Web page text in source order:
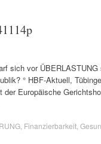
sich vor
° HBF-Aktuell,
Europäische
Finanzierbarkeit